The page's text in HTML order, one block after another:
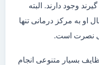
وجود دارند. البته
او به مرکز درمانی تنها
نصرت است.
بسیار متنوعی انجام